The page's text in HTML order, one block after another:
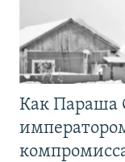
Как Параша